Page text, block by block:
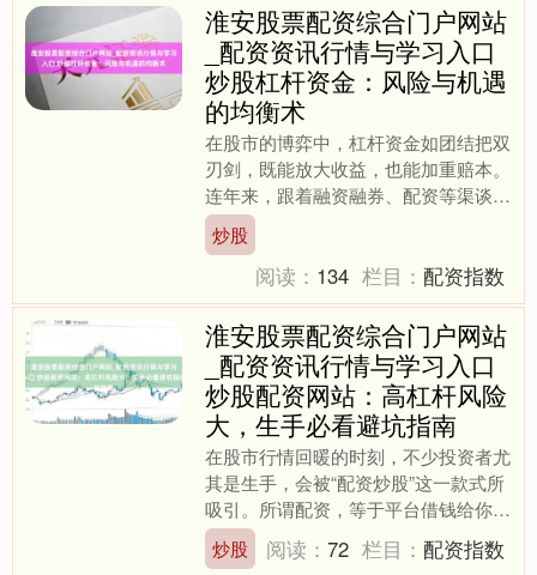
淮安股票配资综合门户网站
_配资资讯行情与学习入口
炒股杠杆资金：风险与机遇
的均衡术
在股市的博弈中，杠杆资金如团结把双
刃剑，既能放大收益，也能加重赔本。
连年来，跟着融资融券、配资等渠谈的
普及，越来越多的投资者初始尝试借助
杠杆参与股市来回。关连词....
炒股
阅读： 134 栏目：配资指数
淮安股票配资综合门户网站
_配资资讯行情与学习入口
炒股配资网站：高杠杆风险
大，生手必看避坑指南
在股市行情回暖的时刻，不少投资者尤
其是生手，会被“配资炒股”这一款式所
吸引。所谓配资，等于平台借钱给你炒
股，你只需支付小数保证金，就能撬动
数倍以致十数倍的资金。....
炒股 阅读：72 栏目：配资指数